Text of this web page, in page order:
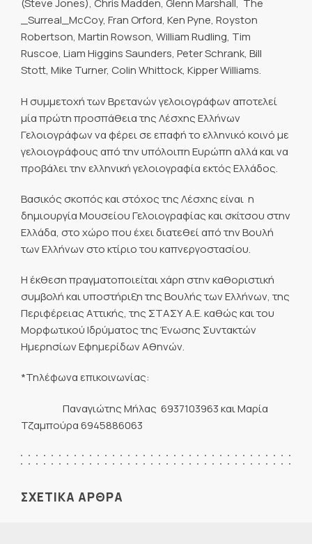
(Steve Jones), Chris Madden, Glenn Marshall, The
_Surreal_McCoy, Fran Orford, Ken Pyne, Royston
Robertson, Martin Rowson, William Rudling, Tim
Ruscoe, Liam Higgins Saunders, Peter Schrank, Bill
Stott, Mike Turner, Colin Whittock, Kipper Williams.
Η συμμετοχή των Βρετανών γελοιογράφων αποτελεί
μία πρώτη προσπάθεια της Λέσχης Ελλήνων
Γελοιογράφων να φέρει σε επαφή το ελληνικό κοινό με
γελοιογράφους από την υπόλοιπη Ευρώπη αλλά και να
προβάλει την ελληνική γελοιογραφία εκτός Ελλάδος.
Βασικός σκοπός και στόχος της Λέσχης είναι η
δημιουργία Μουσείου Γελοιογραφίας και σκίτσου στην
Ελλάδα, στο χώρο που έχει διατεθεί από την Βουλή
των Ελλήνων στο κτίριο του καπνεργοστασίου.
Η έκθεση πραγματοποιείται χάρη στην καθοριστική
συμβολή και υποστήριξη της Βουλής των Ελλήνων, της
Περιφέρειας Αττικής, της ΣΤΑΣΥ Α.Ε. καθώς και του
Μορφωτικού Ιδρύματος της Ένωσης Συντακτών
Ημερησίων Εφημερίδων Αθηνών.
*Τηλέφωνα επικοινωνίας:
Παναγιώτης Μήλας 6937103963 και Μαρία
Τζαμπούρα 6945886063
ΣΧΕΤΙΚΑ ΑΡΘΡΑ